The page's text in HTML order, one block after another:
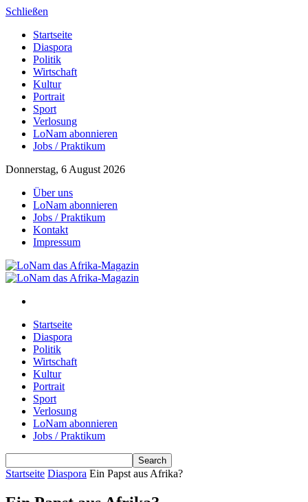
Schließen
Startseite
Diaspora
Politik
Wirtschaft
Kultur
Portrait
Sport
Verlosung
LoNam abonnieren
Jobs / Praktikum
Donnerstag, 6 August 2026
Über uns
LoNam abonnieren
Jobs / Praktikum
Kontakt
Impressum
Startseite
Diaspora
Politik
Wirtschaft
Kultur
Portrait
Sport
Verlosung
LoNam abonnieren
Jobs / Praktikum
Startseite Diaspora Ein Papst aus Afrika?